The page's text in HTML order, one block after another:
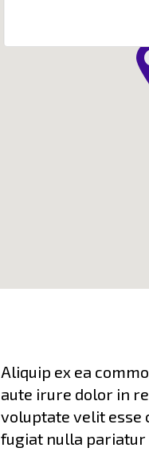
Aliquip ex ea
aute irure dolor in
voluptate velit esse
fugiat nulla pariatur